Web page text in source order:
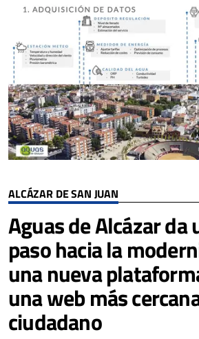
ALCÁZAR DE SAN JUAN
Aguas de Alcázar da
paso hacia la
una nueva
una web más
ciudadano